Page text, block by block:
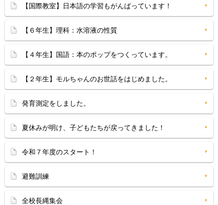
【国際教室】日本語の学習もがんばっています！
【６年生】理科：水溶液の性質
【４年生】国語：本のポップをつくっています。
【２年生】モルちゃんのお世話をはじめました。
発育測定をしました。
夏休みが明け、子どもたちが戻ってきました！
令和７年度のスタート！
避難訓練
全校長縄集会